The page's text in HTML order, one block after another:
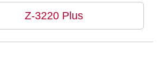
Z-3220 Plus